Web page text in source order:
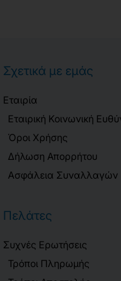
Σχετικά με εμάς
Εταιρία
Εταιρική Κοινωνική
Όροι Χρήσης
Δήλωση Απορρήτου
Ασφάλεια Συναλλαγών
Πελάτες
Συχνές Ερωτήσεις
Τρόποι Πληρωμής